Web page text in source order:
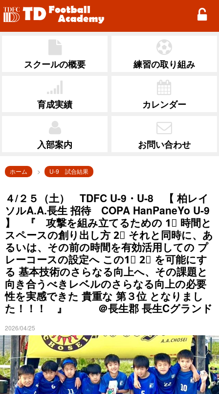
スクールの概要 練習の取り組み
育成実績 カレンダー
入部案内 お問い合わせ
ホーム U-9 試合結果
４/２５（土） TDFC U-9・U-8 【 柏レイ
ソルA.A.長生 招待 COPA HanPaneYo U-9
】 『 攻撃を組み立てるための 1⃣ 時間と
スペースの創り出し方 2⃣ それと同時に、あ
るいは、その前の時間を有効活用しての プ
レーコースの設定へ この1⃣ 2⃣ を可能にす
る 基本技術のさらなる向上へ、その課題と
向き合うべきレベルのさらなる向上の必要
性を実感できた 貴重な 第３位 となりまし
た！！！ 』 ＠長生郡 長生Cグランド
2026/04/25